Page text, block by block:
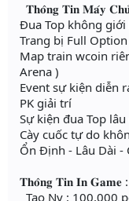
𝐓𝐡𝐨̂𝐧𝐠 𝐓𝐢𝐧 𝐌𝐚́𝐲
Đua Top không giới
Trang bị Full Option
Map train wcoin
Arena )
Event sự kiện diễn
PK giải trí
Sự kiện đua Top
Cày cuốc tự do
Ổn Định - Lâu Dài -
𝐓𝐡𝐨̂𝐧𝐠 𝐓𝐢𝐧 𝐈𝐧 𝐆𝐚𝐦𝐞 :
Tạo Nv : 100.000